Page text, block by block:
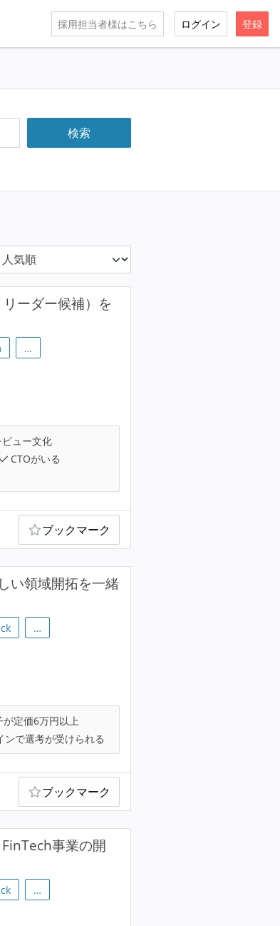
採用担当者様はこちら ログイン 登録
ーダー候補）を
…
ュー文化
CTOがいる
ブックマーク
い領域開拓を一緒
…
が定価6万円以上
ンで選考が受けられる
ブックマーク
事業の開
…